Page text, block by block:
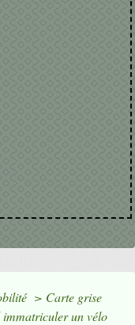
> Carte grise
un vélo